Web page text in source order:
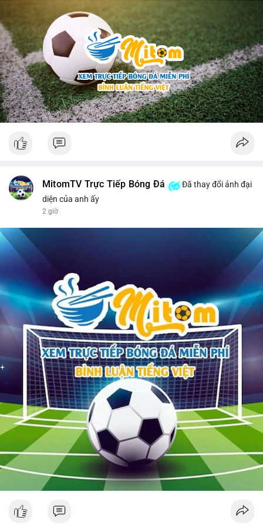
MitomTV Trực Tiếp Bóng Đá
Đã thay đổi ảnh đại
diện của anh ấy
2 giờ